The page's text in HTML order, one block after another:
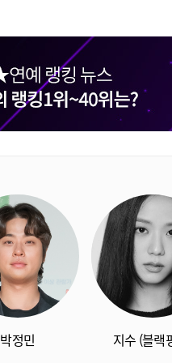
박정민 지수 (블랙